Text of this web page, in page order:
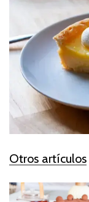
Otros artículos